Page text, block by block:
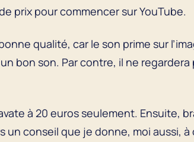
prix pour commencer sur YouTube.
qualité, car le son prime sur
bon son. Par contre, il ne
à 20 euros seulement. Ensuite,
un conseil que je donne, moi aussi,